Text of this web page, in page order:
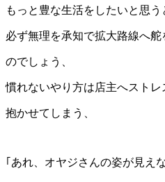
もっと豊な生活をしたいと思う
必ず無理を承知で拡大路線へ舵
のでしょう、
慣れないやり方は店主へストレ
抱かせてしまう、
｢あれ、オヤジさんの姿が見え